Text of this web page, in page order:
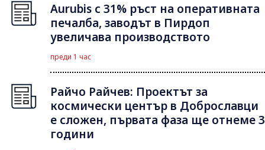
Aurubis с 31% ръст на оперативната
печалба, заводът в Пирдоп
увеличава производството
преди 1 час
Райчо Райчев: Проектът за
космически център в Доброславци
е сложен, първата фаза ще отнеме 3
години